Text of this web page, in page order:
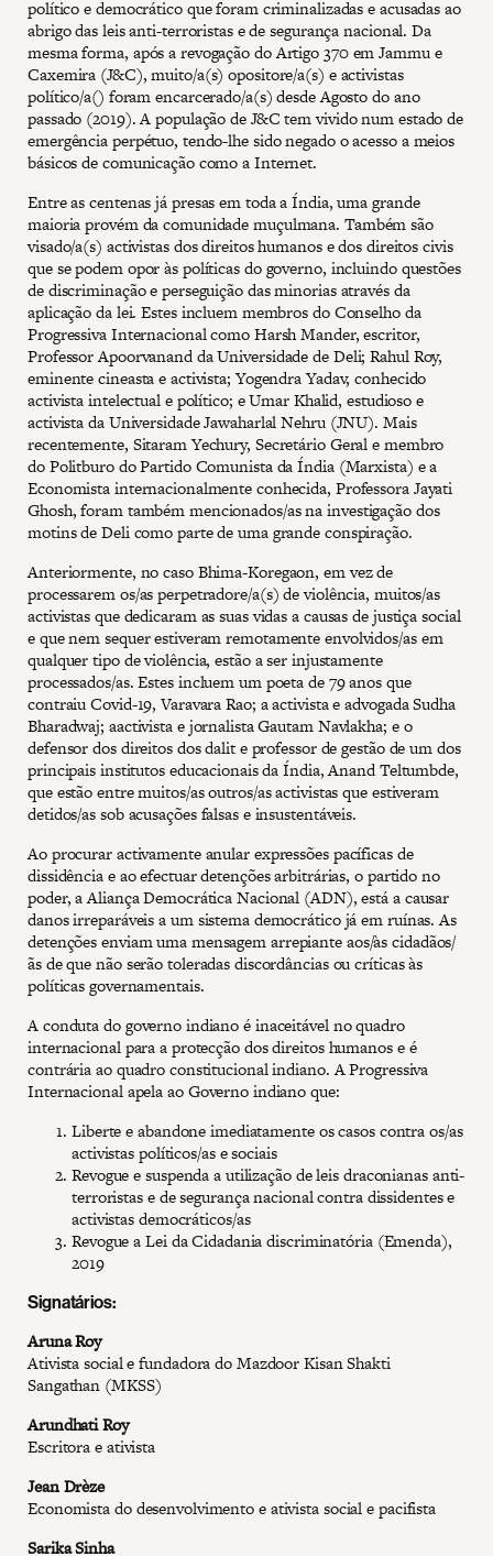
político e democrático que foram criminalizadas e acusadas ao
abrigo das leis anti-terroristas e de segurança nacional. Da
mesma forma, após a revogação do Artigo 370 em Jammu e
Caxemira (J&C), muito/a(s) opositore/a(s) e activistas
político/a() foram encarcerado/a(s) desde Agosto do ano
passado (2019). A população de J&C tem vivido num estado de
emergência perpétuo, tendo-lhe sido negado o acesso a meios
básicos de comunicação como a Internet.
Entre as centenas já presas em toda a Índia, uma grande
maioria provém da comunidade muçulmana. Também são
visado/a(s) activistas dos direitos humanos e dos direitos civis
que se podem opor às políticas do governo, incluindo questões
de discriminação e perseguição das minorias através da
aplicação da lei. Estes incluem membros do Conselho da
Progressiva Internacional como Harsh Mander, escritor,
Professor Apoorvanand da Universidade de Deli; Rahul Roy,
eminente cineasta e activista; Yogendra Yadav, conhecido
activista intelectual e político; e Umar Khalid, estudioso e
activista da Universidade Jawaharlal Nehru (JNU). Mais
recentemente, Sitaram Yechury, Secretário Geral e membro
do Politburo do Partido Comunista da Índia (Marxista) e a
Economista internacionalmente conhecida, Professora Jayati
Ghosh, foram também mencionados/as na investigação dos
motins de Deli como parte de uma grande conspiração.
Anteriormente, no caso Bhima-Koregaon, em vez de
processarem os/as perpetradore/a(s) de violência, muitos/as
activistas que dedicaram as suas vidas a causas de justiça social
e que nem sequer estiveram remotamente envolvidos/as em
qualquer tipo de violência, estão a ser injustamente
processados/as. Estes incluem um poeta de 79 anos que
contraiu Covid-19, Varavara Rao; a activista e advogada Sudha
Bharadwaj; aactivista e jornalista Gautam Navlakha; e o
defensor dos direitos dos dalit e professor de gestão de um dos
principais institutos educacionais da Índia, Anand Teltumbde,
que estão entre muitos/as outros/as activistas que estiveram
detidos/as sob acusações falsas e insustentáveis.
Ao procurar activamente anular expressões pacíficas de
dissidência e ao efectuar detenções arbitrárias, o partido no
poder, a Aliança Democrática Nacional (ADN), está a causar
danos irreparáveis a um sistema democrático já em ruínas. As
detenções enviam uma mensagem arrepiante aos/às cidadãos/
ãs de que não serão toleradas discordâncias ou críticas às
políticas governamentais.
A conduta do governo indiano é inaceitável no quadro
internacional para a protecção dos direitos humanos e é
contrária ao quadro constitucional indiano. A Progressiva
Internacional apela ao Governo indiano que:
Liberte e abandone imediatamente os casos contra os/as
activistas políticos/as e sociais
Revogue e suspenda a utilização de leis draconianas anti-
terroristas e de segurança nacional contra dissidentes e
activistas democráticos/as
Revogue a Lei da Cidadania discriminatória (Emenda),
2019
Signatários:
Aruna Roy
Ativista social e fundadora do Mazdoor Kisan Shakti
Sangathan (MKSS)
Arundhati Roy
Escritora e ativista
Jean Drèze
Economista do desenvolvimento e ativista social e pacifista
Sarika Sinha